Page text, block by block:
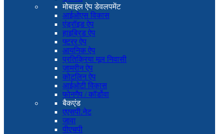
मोबाइल ऐप डेवलपमेंट
आईओएस विकास
एंड्रॉइड ऐप
हाइब्रिड ऐप
फ्टरर ऐप
आयनिक ऐप
प्रतिक्रिया मूल निवासी
ज़ामरीन ऐप
कोटलिन ऐप
आईओटी विकास
फोनगैप / कॉर्डोवा
बैकएंड
एएसपी.नेट
जावा
पीएचपी